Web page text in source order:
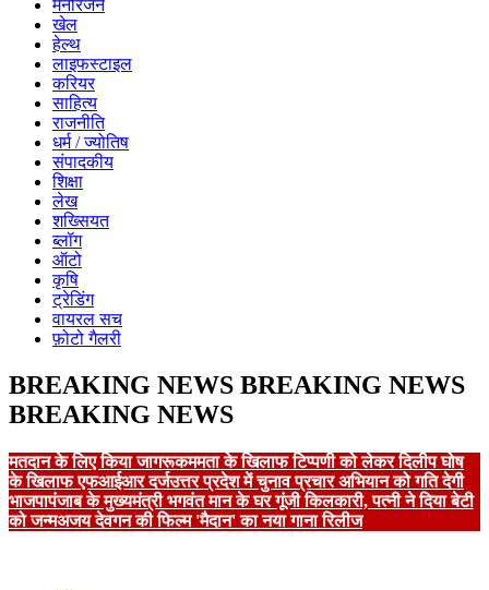
मनोरंजन
खेल
हेल्थ
लाइफस्टाइल
करियर
साहित्य
राजनीति
धर्म / ज्योतिष
संपादकीय
शिक्षा
लेख
शख्सियत
ब्लॉग
ऑटो
कृषि
ट्रेडिंग
वायरल सच
फ़ोटो गैलरी
BREAKING NEWS BREAKING NEWS
BREAKING NEWS
मतदान के लिए किया जागरूकममता के खिलाफ टिप्पणी को लेकर दिलीप घोष
के खिलाफ एफआईआर दर्जउत्तर प्रदेश में चुनाव प्रचार अभियान को गति देगी
भाजपापंजाब के मुख्यमंत्री भगवंत मान के घर गूंजी किलकारी, पत्नी ने दिया बेटी
को जन्मअजय देवगन की फिल्म 'मैदान' का नया गाना रिलीज